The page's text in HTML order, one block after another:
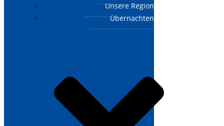
Unsere Region
Übernachten